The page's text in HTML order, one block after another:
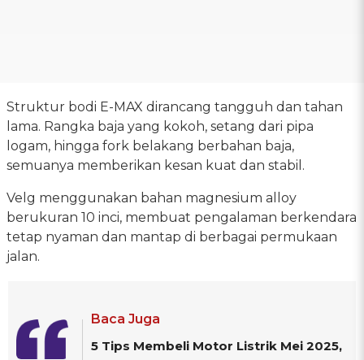
Struktur bodi E-MAX dirancang tangguh dan tahan
lama. Rangka baja yang kokoh, setang dari pipa
logam, hingga fork belakang berbahan baja,
semuanya memberikan kesan kuat dan stabil.
Velg menggunakan bahan magnesium alloy
berukuran 10 inci, membuat pengalaman berkendara
tetap nyaman dan mantap di berbagai permukaan
jalan.
Baca Juga
5 Tips Membeli Motor Listrik Mei 2025,